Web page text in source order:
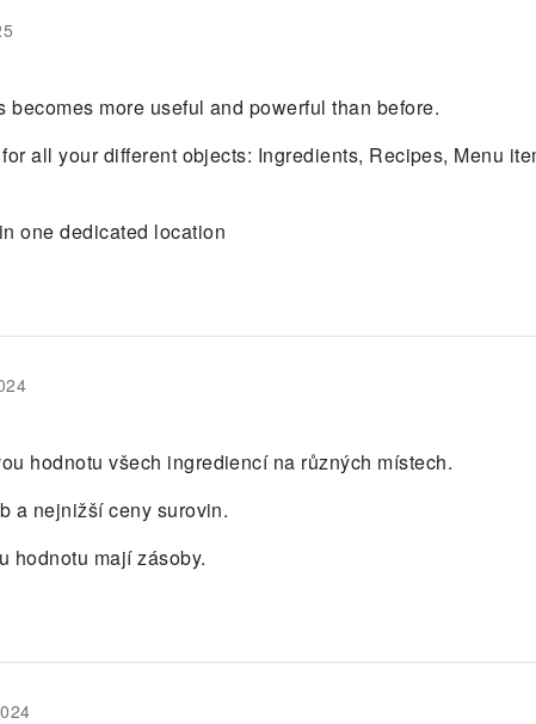
becomes more useful and powerful than before.
all your different objects: Ingredients, Recipes, Menu
one dedicated location
hodnotu všech ingrediencí na různých místech.
a nejnižší ceny surovin.
hodnotu mají zásoby.